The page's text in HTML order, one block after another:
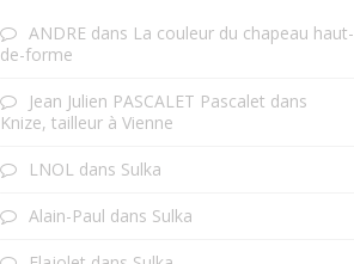
ANDRE dans La couleur du chapeau haut-
de-forme
Jean Julien PASCALET Pascalet dans
Knize, tailleur à Vienne
LNOL dans Sulka
Alain-Paul dans Sulka